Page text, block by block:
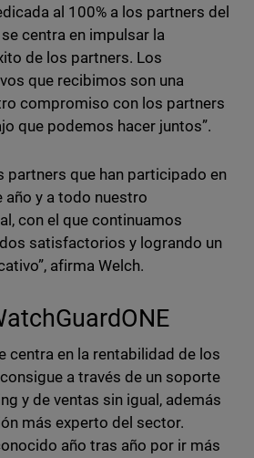
al 100% a los partners del
centra en impulsar la
de los partners. Los
que recibimos son una
compromiso con los partners
que podemos hacer juntos”.
partners que han participado en
año y a todo nuestro
con el que continuamos
satisfactorios y logrando un
afirma Welch.
centra en la rentabilidad de los
a través de un soporte
y de ventas sin igual, además
más experto del sector.
año tras año por ir más